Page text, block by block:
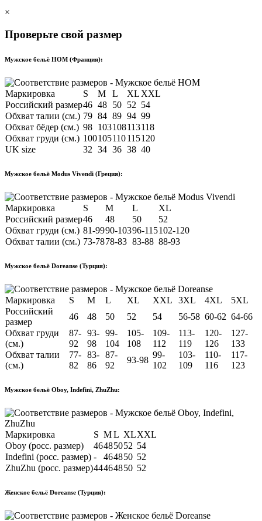
×
Проверьте свой размер
Мужское бельё HOM (Франция):
Маркировка S M L XL XXL
Российский размер46 48 50 52 54
Обхват талии (см.) 79 84 89 94 99
Обхват бёдер (см.) 98 103108113118
Обхват груди (см.) 100105110115120
UK size
32 34 36 38 40
Мужское бельё Modus Vivendi (Греция):
Маркировка S M L
XL
Российский размер46 48 50
52
Обхват груди (см.) 81-9990-10396-115102-120
Обхват талии (см.) 73-7878-83 83-88 88-93
Мужское бельё Doreanse (Турция):
Маркировка S M L XL XXL 3XL 4XL
5XL
Российский
размер
46 48 50 52 54 56-58 60-62 64-66
Обхват груди
(см.)
87-
92
93-
98
99-
104
105-
108
109-
112
113-
119
120-
126
127-
133
Обхват талии
(см.)
77-
82
83-
86
87-
92
93-98
99-
102
103-
109
110-
116
117-
123
Мужское бельё Oboy, Indefini, ZhuZhu:
Маркировка S ML XLXXL
Oboy (росс. размер)
46485052 54
Indefini (росс. размер) - 464850 52
ZhuZhu (росс. размер)44464850 52
Женское бельё Doreanse (Турция):